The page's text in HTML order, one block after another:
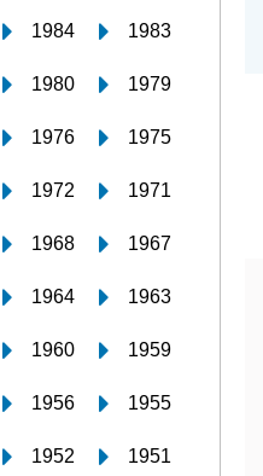
1984 1983
1980 1979
1976 1975
1972 1971
1968 1967
1964 1963
1960 1959
1956 1955
1952 1951